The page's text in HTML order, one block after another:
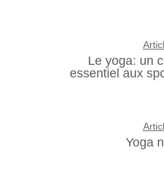
Le yoga: un
essentiel aux
Yoga